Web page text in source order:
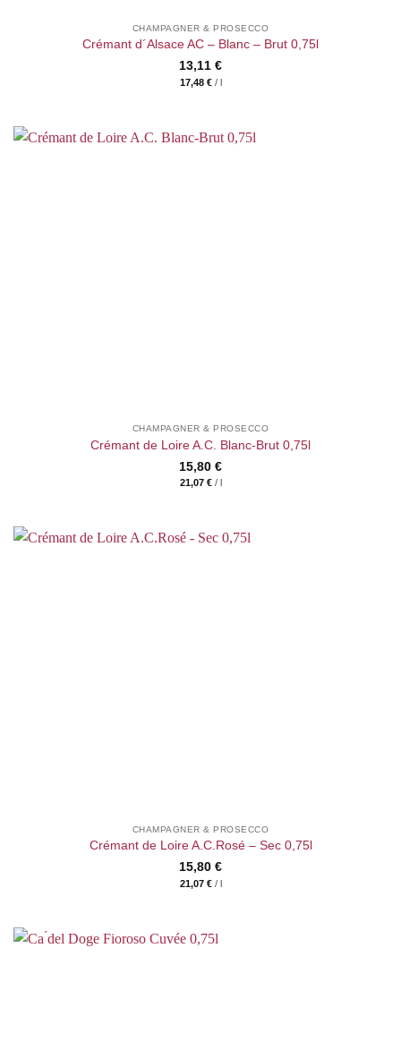
CHAMPAGNER & PROSECCO
Crémant d´Alsace AC – Blanc – Brut 0,75l
13,11 €
17,48 €/ l
CHAMPAGNER & PROSECCO
Crémant de Loire A.C. Blanc-Brut 0,75l
15,80 €
21,07 €/
CHAMPAGNER & PROSECCO
Crémant de Loire A.C.Rosé – Sec 0,75l
15,80 €
21,07 €/ l